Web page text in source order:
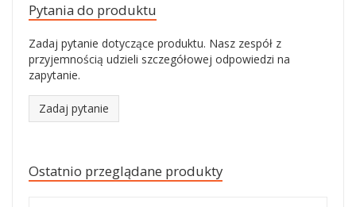
Pytania do produktu
Zadaj pytanie dotyczące produktu. Nasz zespół z
przyjemnością udzieli szczegółowej odpowiedzi na
zapytanie.
Zadaj pytanie
Ostatnio przeglądane produkty